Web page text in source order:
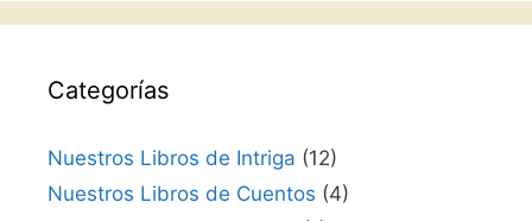
Categorías
Nuestros Libros de Intriga (12)
Nuestros Libros de Cuentos (4)